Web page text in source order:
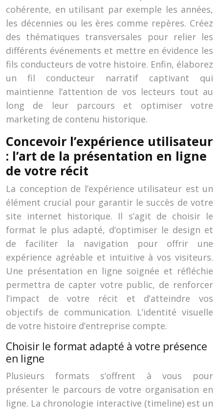
cohérente, en utilisant par exemple les années,
les décennies ou les ères comme repères. Créez
des thématiques transversales pour relier les
différents événements et mettre en évidence les
fils conducteurs de votre histoire. Enfin, élaborez
un fil conducteur narratif captivant qui
maintienne l’attention de vos lecteurs tout au
long de leur parcours et optimiser votre
marketing de contenu historique.
Concevoir l’expérience utilisateur
: l’art de la présentation en ligne
de votre récit
La conception de l’expérience utilisateur est un
élément crucial pour garantir le succès de votre
site internet historique. Il s’agit de choisir le
format le plus adapté, d’optimiser le design et
de faciliter la navigation pour offrir une
expérience agréable et intuitive à vos visiteurs.
Une présentation en ligne soignée et réfléchie
permettra de capter votre public, de renforcer
l’impact de votre récit et d’atteindre vos
objectifs de communication. L’identité visuelle
de votre histoire d’entreprise compte.
Choisir le format adapté à votre présence
en ligne
Plusieurs formats s’offrent à vous pour
présenter le parcours de votre organisation en
ligne. La chronologie interactive (timeline) est un